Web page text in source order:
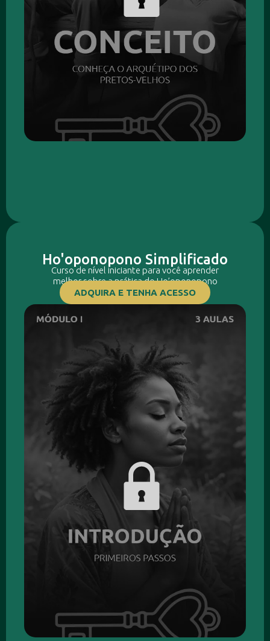
Ho'oponopono Simplificado
Curso de nível iniciante para você aprender
melhor sobre a prática do Ho’oponopono
ADQUIRA E TENHA ACESSO